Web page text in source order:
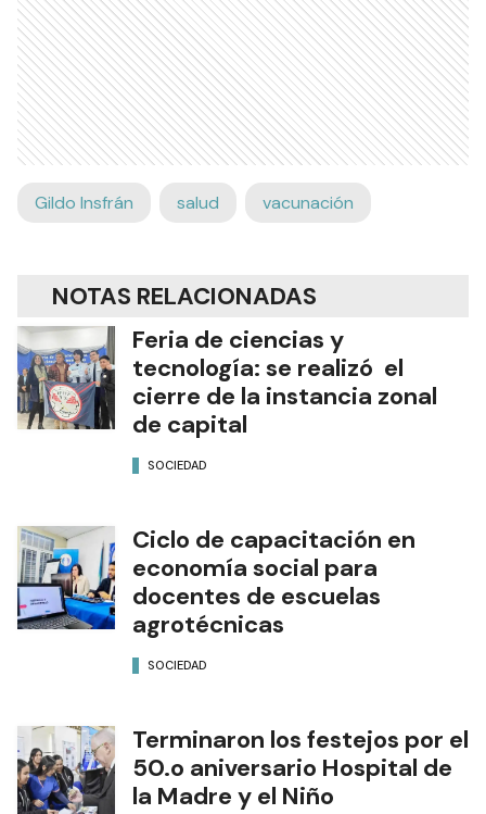
Gildo Insfrán salud vacunación
NOTAS RELACIONADAS
Feria de ciencias y
tecnología: se realizó el
cierre de la instancia zonal
de capital
SOCIEDAD
Ciclo de capacitación en
economía social para
docentes de escuelas
agrotécnicas
SOCIEDAD
Terminaron los festejos por el
50.o aniversario Hospital de
la Madre y el Niño